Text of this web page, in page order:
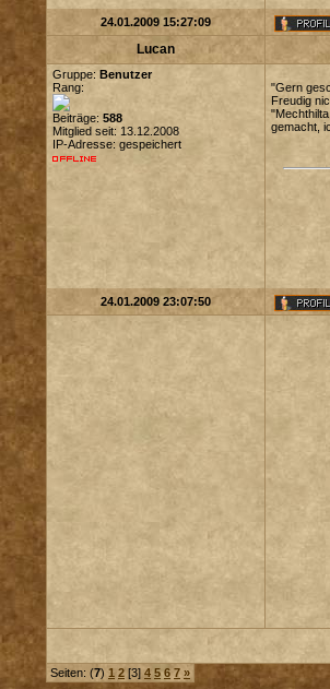
24.01.2009 15:27:09
Lucan
Gruppe: Benutzer
Rang:
Beiträge: 588
Mitglied seit: 13.12.2008
IP-Adresse: gespeichert
"Gern
Freudig
gemacht,
24.01.2009 23:07:50
Seiten: (7) 1 2 [3] 4 5 6 7 »